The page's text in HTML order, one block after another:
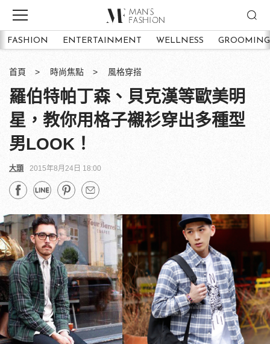
FASHION ENTERTAINMENT WELLNESS GROOMING
首頁 時尚焦點 風格穿搭
羅伯特帕丁森、貝克漢等歐美明
星，教你用格子襯衫穿出多種型
男LOOK！
大頭 2015年8月24日 18:00